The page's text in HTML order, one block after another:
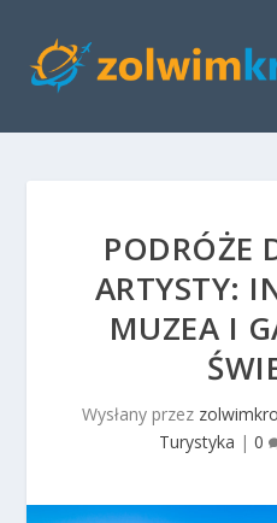
PODRÓŻE
ARTYSTY:
MUZEA I
Wysłany przez
Turystyka | 0